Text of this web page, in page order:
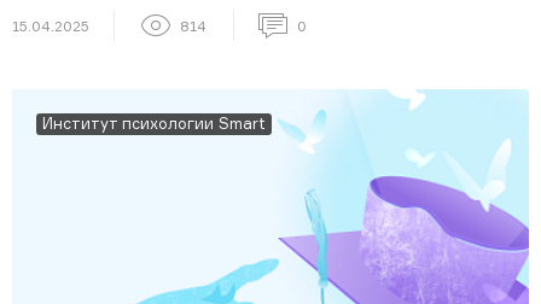
15.04.2025 814 0
Институт психологии Smart